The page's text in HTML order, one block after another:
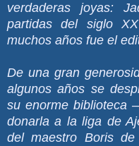
verdaderas joyas:
partidas del siglo
muchos años fue el
De una gran
algunos años se
su enorme biblioteca
donarla a la liga de
del maestro Boris